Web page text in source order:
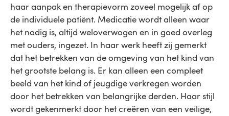
haar aanpak en therapievorm zoveel mogelijk af op
de individuele patiënt. Medicatie wordt alleen waar
het nodig is, altijd weloverwogen en in goed overleg
met ouders, ingezet. In haar werk heeft zij gemerkt
dat het betrekken van de omgeving van het kind van
het grootste belang is. Er kan alleen een compleet
beeld van het kind of jeugdige verkregen worden
door het betrekken van belangrijke derden. Haar stijl
wordt gekenmerkt door het creëren van een veilige,